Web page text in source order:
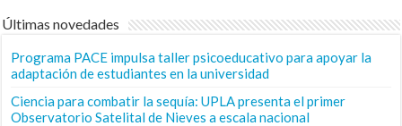
Últimas novedades
Programa PACE impulsa taller psicoeducativo para apoyar la
adaptación de estudiantes en la universidad
Ciencia para combatir la sequía: UPLA presenta el primer
Observatorio Satelital de Nieves a escala nacional